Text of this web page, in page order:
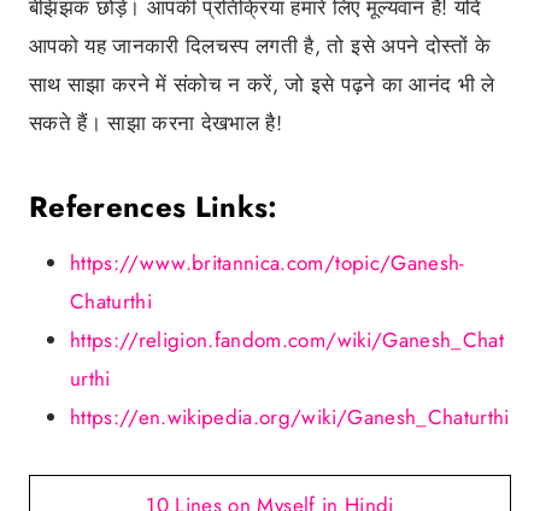
बेझिझक छोड़ें। आपकी प्रतिक्रिया हमारे लिए मूल्यवान है! यदि
आपको यह जानकारी दिलचस्प लगती है, तो इसे अपने दोस्तों के
साथ साझा करने में संकोच न करें, जो इसे पढ़ने का आनंद भी ले
सकते हैं। साझा करना देखभाल है!
References Links:
https://www.britannica.com/topic/Ganesh-
Chaturthi
https://religion.fandom.com/wiki/Ganesh_Chat
urthi
https://en.wikipedia.org/wiki/Ganesh_Chaturthi
10 Lines on Myself in Hindi